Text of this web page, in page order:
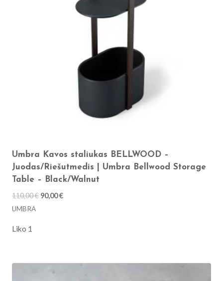
Umbra Kavos staliukas BELLWOOD –
Juodas/Riešutmedis | Umbra Bellwood Storage
Table – Black/Walnut
110,00€ Original
90,00€Current
UMBRA
Liko 1